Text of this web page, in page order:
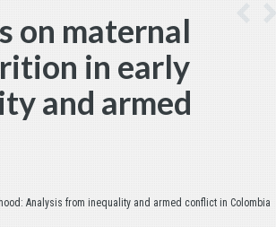
on maternal
in early
and armed
Analysis from inequality and armed conflict in Colombia